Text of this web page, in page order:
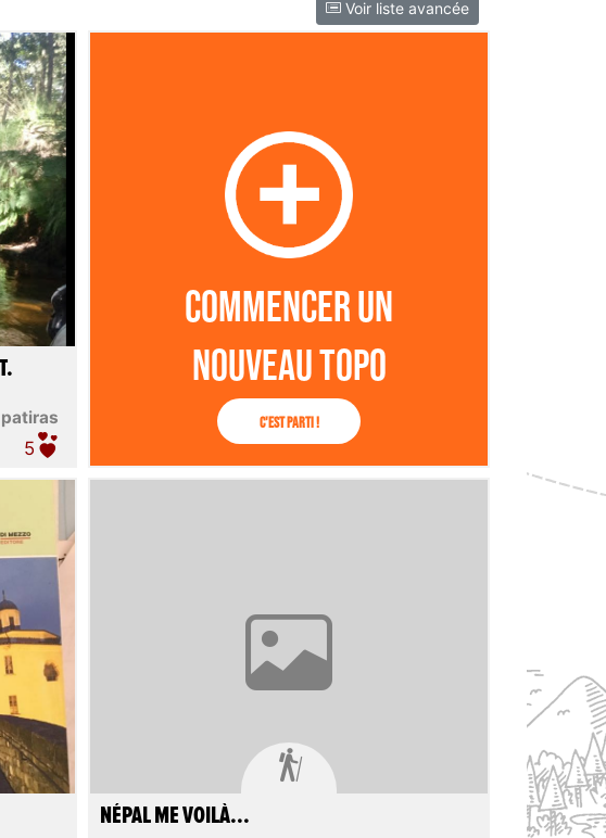
Voir liste avancée
patiras
5
Commencer un
nouveau topo
C'est parti !

NÉPAL ME VOILÀ...